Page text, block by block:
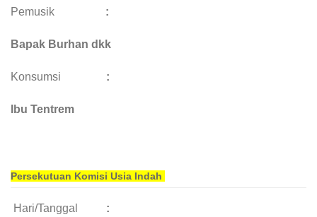
Pemusik :
Bapak Burhan dkk
Konsumsi :
Ibu Tentrem
Persekutuan Komisi Usia Indah
Hari/Tanggal :